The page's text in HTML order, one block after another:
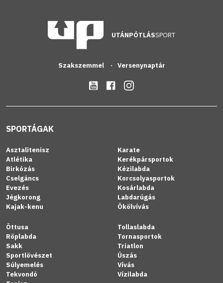
UTÁNPÓTLÁSSPORT
Szakszemmel Versenynaptár
SPORTÁGAK
Asztalitenisz
Atlétika
Birkózás
Cselgáncs
Evezés
Jégkorong
Kajak-kenu
Karate
Kerékpársportok
Kézilabda
Korcsolyasportok
Kosárlabda
Labdarúgás
Ökölvívás
Öttusa
Röplabda
Sakk
Sportlövészet
Súlyemelés
Tekvondó
Tollaslabda
Tornasportok
Triatlon
Úszás
Vívás
Vízilabda